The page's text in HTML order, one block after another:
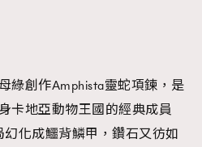
綠創作Amphista靈蛇項鍊，是
卡地亞動物王國的經典成員
化成鱷背鱗甲，鑽石又彷如